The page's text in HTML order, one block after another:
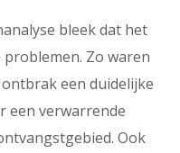
bleek dat het
Zo waren
een duidelijke
een verwarrende
Ook